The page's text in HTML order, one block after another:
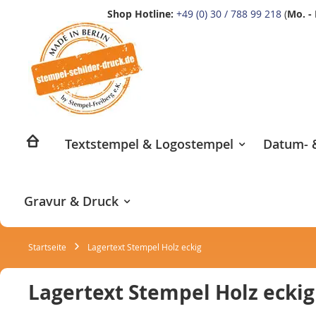
Shop Hotline: +49 (0) 30 / 788 99 218 (Mo. -
springen
Textstempel & Logostempel Datum-
Gravur & Druck
Startseite Lagertext Stempel Holz eckig
Lagertext Stempel Holz eckig